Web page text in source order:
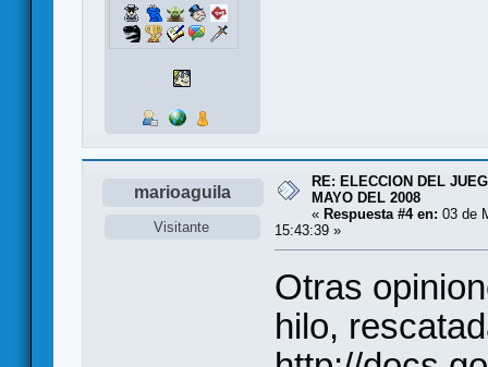
marioaguila
Visitante
RE: ELECCION DEL
MAYO DEL 2008
« Respuesta #4 en: 03 de
15:43:39 »
Otras
hilo,